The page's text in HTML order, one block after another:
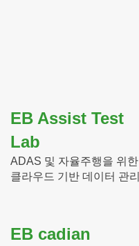
EB Assist Test
Lab
ADAS 및 자율주행을 위한
클라우드 기반 데이터 관리
EB cadian